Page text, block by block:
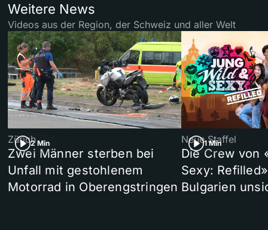
Weitere News
Videos aus der Region, der Schweiz und aller Welt
2 Min
Zürich
Zwei Männer sterben bei
Unfall mit gestohlenem
Motorrad in Oberengstringen
1 Min
Neue Staffel
Die Crew von
Sexy:
Bulgarien